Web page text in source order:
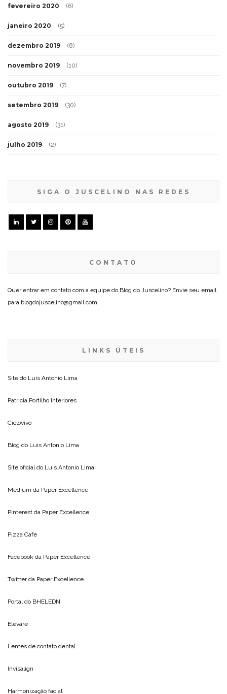
fevereiro 2020 (6)
janeiro 2020 (5)
dezembro 2019 (8)
novembro 2019 (10)
outubro 2019 (7)
setembro 2019 (30)
agosto 2019 (31)
julho 2019 (2)
SIGA O JUSCELINO NAS REDES
CONTATO
Quer entrar em contato com a equipe do Blog do Juscelino? Envie seu email
para blogdojuscelino@gmail.com
LINKS ÚTEIS
Site do Luis Antonio Lima
Patricia Portilho Interiores
Ciclovivo
Blog do Luis Antonio Lima
Site oficial do Luis Antonio Lima
Medium da Paper Excellence
Pinterest da Paper Excellence
Pizza Cafe
Facebook da Paper Excellence
Twitter da Paper Excellence
Portal do BHELEDN
Elevare
Lentes de contato dental
Invisalign
Harmonização facial